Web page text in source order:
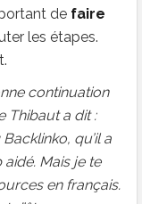
de faire
les étapes.
continuation
Thibaut a dit :
qu’il a
Mais je te
en français.